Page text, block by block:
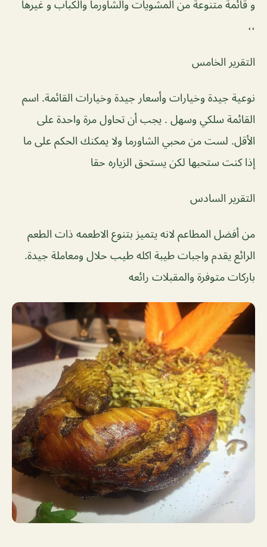
و قائمة متنوعة من المشويات والشاورما والكباب و غيرها
،،
التقرير الخامس
نوعية جيدة وخيارات وأسعار جيدة وخيارات القائمة. اسم
القائمة سلكي وسهل . يجب أن تحاول مرة واحدة على
الأقل. لست من محبي الشاورما ولا يمكنك الحكم على ما
إذا كنت ستحبها لكن يستحق الزياره حقا
التقرير السادس
من أفضل المطاعم لانه يتميز بتنوع الاطعمه ذات الطعم
الرائع يقدم واجبات طيبة اكله طيب حلال ومعاملة جيدة.
باركات متوفرة والمقبلات رائعه